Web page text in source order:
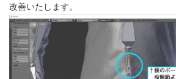
改善いたします。